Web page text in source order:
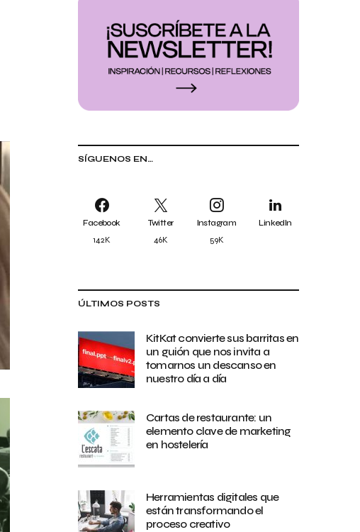
SÍGUENOS EN…
Facebook
142K
Twitter
46K
Instagram
59K
LinkedIn
ÚLTIMOS POSTS
KitKat convierte sus barritas en
un guión que nos invita a
tomarnos un descanso en
nuestro día a día
Cartas de restaurante: un
elemento clave de marketing
en hostelería
Herramientas digitales que
están transformando el
proceso creativo